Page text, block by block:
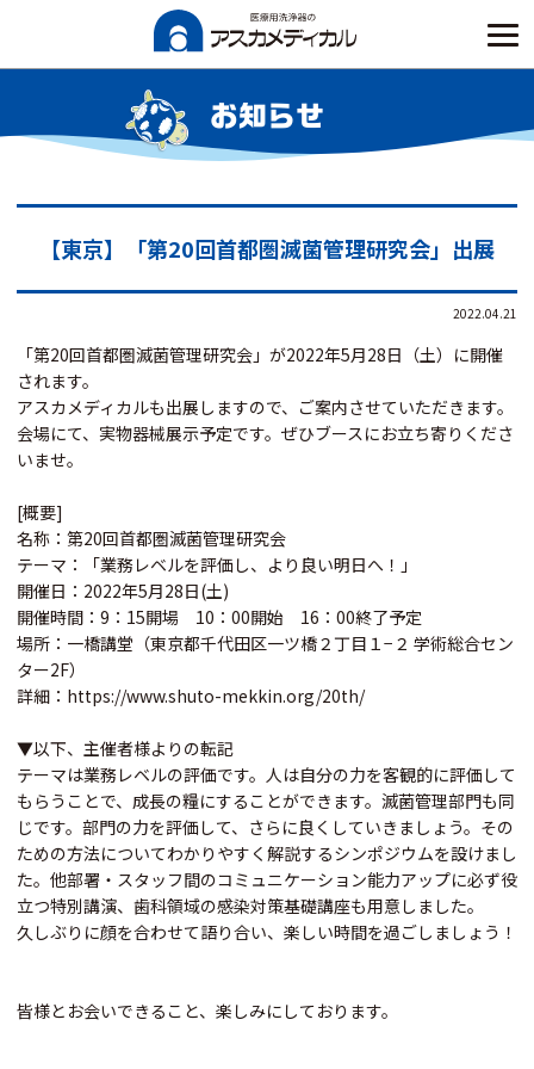
content
お知らせ
【東京】「第20回首都圏滅菌管理研究会」出展
2022.04.21
「第20回首都圏滅菌管理研究会」が2022年5月28日（土）に開催
されます。
アスカメディカルも出展しますので、ご案内させていただきます。
会場にて、実物器械展示予定です。ぜひブースにお立ち寄りくださ
いませ。
[概要]
名称：第20回首都圏滅菌管理研究会
テーマ：「業務レベルを評価し、より良い明日へ！」
開催日：2022年5月28日(土)
開催時間：9：15開場 10：00開始 16：00終了予定
場所：一橋講堂（東京都千代田区一ツ橋２丁目１−２ 学術総合セン
ター2F）
詳細： https://www.shuto-mekkin.org/20th/
▼以下、主催者様よりの転記
テーマは業務レベルの評価です。人は自分の力を客観的に評価して
もらうことで、成長の糧にすることができます。滅菌管理部門も同
じです。部門の力を評価して、さらに良くしていきましょう。その
ための方法についてわかりやすく解説するシンポジウムを設けまし
た。他部署・スタッフ間のコミュニケーション能力アップに必ず役
立つ特別講演、歯科領域の感染対策基礎講座も用意しました。
久しぶりに顔を合わせて語り合い、楽しい時間を過ごしましょう！
皆様とお会いできること、楽しみにしております。